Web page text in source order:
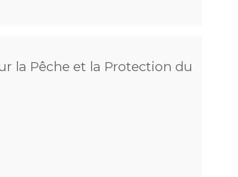
la Pêche et la Protection du